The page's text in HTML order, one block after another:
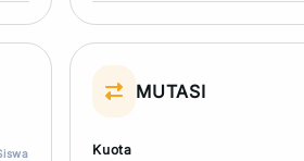
MUTASI
Kuota